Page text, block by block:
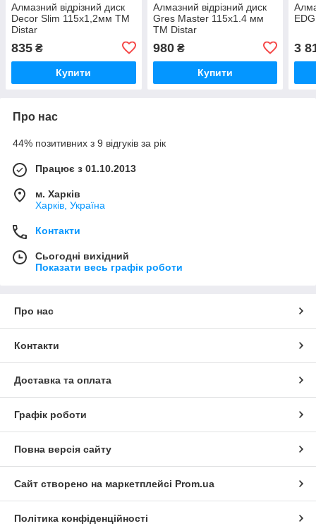
Алмазний відрізний диск
Decor Slim 115x1,2мм TM
Distar
835 ₴
Купити
Алмазний відрізний диск
Gres Master 115x1.4 мм
TM Distar
980₴
Купити
3
Про нас
44% позитивних з 9 відгуків за рік
Працює з 01.10.2013
м. Харків
Харків, Україна
Контакти
Сьогодні вихідний
Показати весь графік роботи
Про нас
Контакти
Доставка та оплата
Графік роботи
Повна версія сайту
Сайт створено на маркетплейсі Prom.ua
Політика конфіденційності